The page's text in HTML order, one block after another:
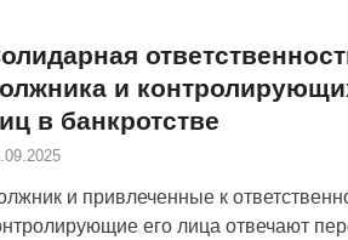
и
в банкротстве
и привлеченные к
его лица отвечают